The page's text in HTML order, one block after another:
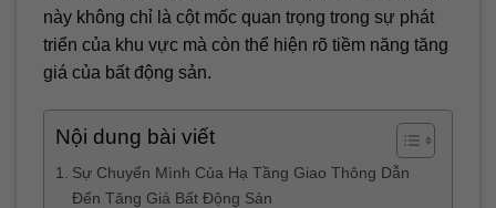
này không chỉ là cột mốc quan trọng trong sự phát
triển của khu vực mà còn thể hiện rõ tiềm năng tăng
giá của bất động sản.
Nội dung bài viết
Sự Chuyển Mình Của Hạ Tầng Giao Thông Dẫn
Đến Tăng Giá Bất Động Sản